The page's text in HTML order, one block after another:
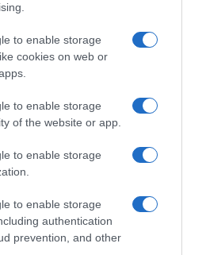
to enable storage
cookies on web or
to enable storage
of the website or app.
to enable storage
to enable storage
authentication
prevention, and other
Stone Age
γραμμή…
θαυμαστές τους
διαθέσιμη 24/7 για να μπορούν
μήνυμα